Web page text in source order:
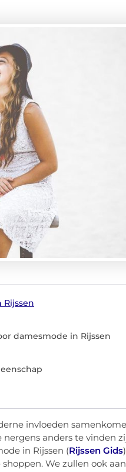
damesmode in Rijssen
invloeden
anders te vinden
in Rijssen (Rijssen Gids
We zullen ook